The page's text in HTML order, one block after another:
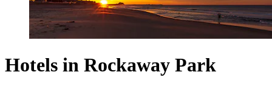
Hotels in Rockaway Park